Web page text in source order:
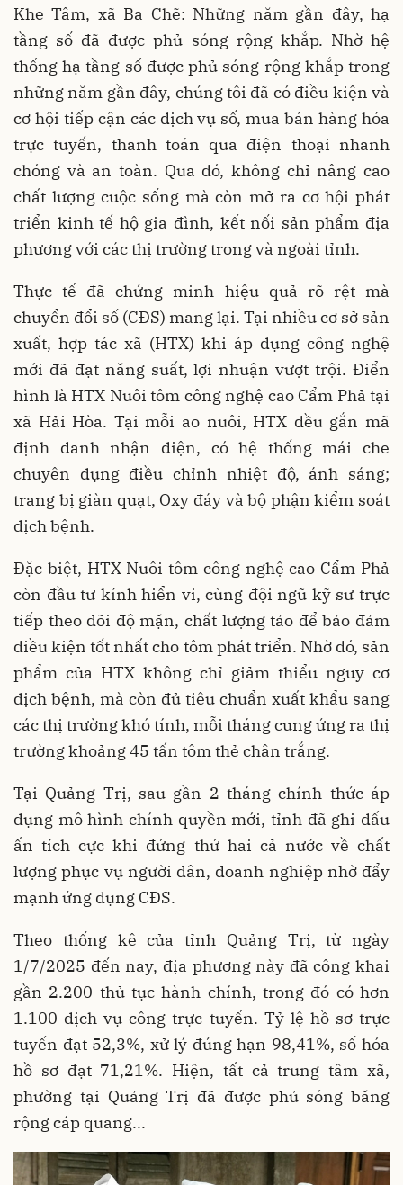
Khe Tâm, xã Ba Chẽ: Những năm gần đây, hạ
tầng số đã được phủ sóng rộng khắp. Nhờ hệ
thống hạ tầng số được phủ sóng rộng khắp trong
những năm gần đây, chúng tôi đã có điều kiện và
cơ hội tiếp cận các dịch vụ số, mua bán hàng hóa
trực tuyến, thanh toán qua điện thoại nhanh
chóng và an toàn. Qua đó, không chỉ nâng cao
chất lượng cuộc sống mà còn mở ra cơ hội phát
triển kinh tế hộ gia đình, kết nối sản phẩm địa
phương với các thị trường trong và ngoài tỉnh.
Thực tế đã chứng minh hiệu quả rõ rệt mà
chuyển đổi số (CĐS) mang lại. Tại nhiều cơ sở sản
xuất, hợp tác xã (HTX) khi áp dụng công nghệ
mới đã đạt năng suất, lợi nhuận vượt trội. Điển
hình là HTX Nuôi tôm công nghệ cao Cẩm Phả tại
xã Hải Hòa. Tại mỗi ao nuôi, HTX đều gắn mã
định danh nhận diện, có hệ thống mái che
chuyên dụng điều chỉnh nhiệt độ, ánh sáng;
trang bị giàn quạt, Oxy đáy và bộ phận kiểm soát
dịch bệnh.
Đặc biệt, HTX Nuôi tôm công nghệ cao Cẩm Phả
còn đầu tư kính hiển vi, cùng đội ngũ kỹ sư trực
tiếp theo dõi độ mặn, chất lượng tảo để bảo đảm
điều kiện tốt nhất cho tôm phát triển. Nhờ đó, sản
phẩm của HTX không chỉ giảm thiểu nguy cơ
dịch bệnh, mà còn đủ tiêu chuẩn xuất khẩu sang
các thị trường khó tính, mỗi tháng cung ứng ra thị
trường khoảng 45 tấn tôm thẻ chân trắng.
Tại Quảng Trị, sau gần 2 tháng chính thức áp
dụng mô hình chính quyền mới, tỉnh đã ghi dấu
ấn tích cực khi đứng thứ hai cả nước về chất
lượng phục vụ người dân, doanh nghiệp nhờ đẩy
mạnh ứng dụng CĐS.
Theo thống kê của tỉnh Quảng Trị, từ ngày
1/7/2025 đến nay, địa phương này đã công khai
gần 2.200 thủ tục hành chính, trong đó có hơn
1.100 dịch vụ công trực tuyến. Tỷ lệ hồ sơ trực
tuyến đạt 52,3%, xử lý đúng hạn 98,41%, số hóa
hồ sơ đạt 71,21%. Hiện, tất cả trung tâm xã,
phường tại Quảng Trị đã được phủ sóng băng
rộng cáp quang...